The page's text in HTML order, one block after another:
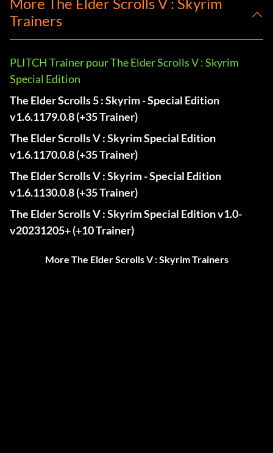
Trainers
PLITCH Trainer pour The Elder Scrolls V : Skyrim
Special Edition
The Elder Scrolls 5 : Skyrim - Special Edition
v1.6.1179.0.8 (+35 Trainer)
The Elder Scrolls V : Skyrim Special Edition
v1.6.1170.0.8 (+35 Trainer)
The Elder Scrolls V : Skyrim - Special Edition
v1.6.1130.0.8 (+35 Trainer)
The Elder Scrolls V : Skyrim Special Edition v1.0-
v20231205+ (+10 Trainer)
More The Elder Scrolls V : Skyrim Trainers